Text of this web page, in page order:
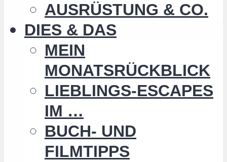
AUSRÜSTUNG & CO.
DIES & DAS
MEIN
MONATSRÜCKBLICK
LIEBLINGS-ESCAPES
IM …
BUCH- UND
FILMTIPPS